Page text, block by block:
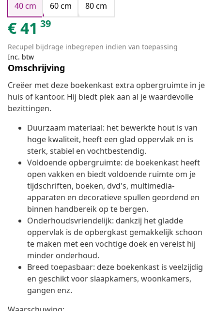
40 cm
60 cm 80 cm
€41 39
Recupel bijdrage inbegrepen indien van toepassing
Inc. btw
Omschrijving
Creëer met deze boekenkast extra opbergruimte in je
huis of kantoor. Hij biedt plek aan al je waardevolle
bezittingen.
Duurzaam materiaal: het bewerkte hout is van
hoge kwaliteit, heeft een glad oppervlak en is
sterk, stabiel en vochtbestendig.
Voldoende opbergruimte: de boekenkast heeft
open vakken en biedt voldoende ruimte om je
tijdschriften, boeken, dvd's, multimedia-
apparaten en decoratieve spullen geordend en
binnen handbereik op te bergen.
Onderhoudsvriendelijk: dankzij het gladde
oppervlak is de opbergkast gemakkelijk schoon
te maken met een vochtige doek en vereist hij
minder onderhoud.
Breed toepasbaar: deze boekenkast is veelzijdig
en geschikt voor slaapkamers, woonkamers,
gangen enz.